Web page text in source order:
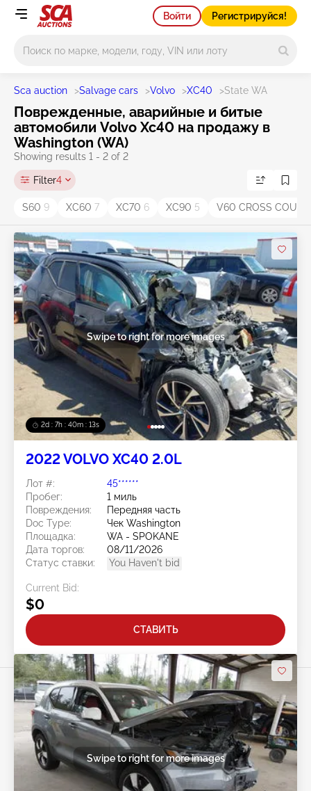
Войти Регистрируйся!
Sca auction >Salvage cars >Volvo >XC40 >State WA
Поврежденные, аварийные и битые
автомобили Volvo Xc40 на продажу в
Washington (WA)
Showing results 1 - 2 of 2
Filter4
S60 9 XC60 7 XC70 6 XC90 5 V60 CROSS
2d : 7h : 40m : 13s
Swipe to right for more images
2022 VOLVO XC40 2.0L
Лот #:
45******
Пробег:
1 миль
Повреждения:
Передняя часть
Doc Type:
Чек Washington
Площадка:
WA - SPOKANE
Дата торгов:
08/11/2026
Статус ставки:
You Haven't bid
Current Bid:
$0
СТАВИТЬ
Swipe to right for more images